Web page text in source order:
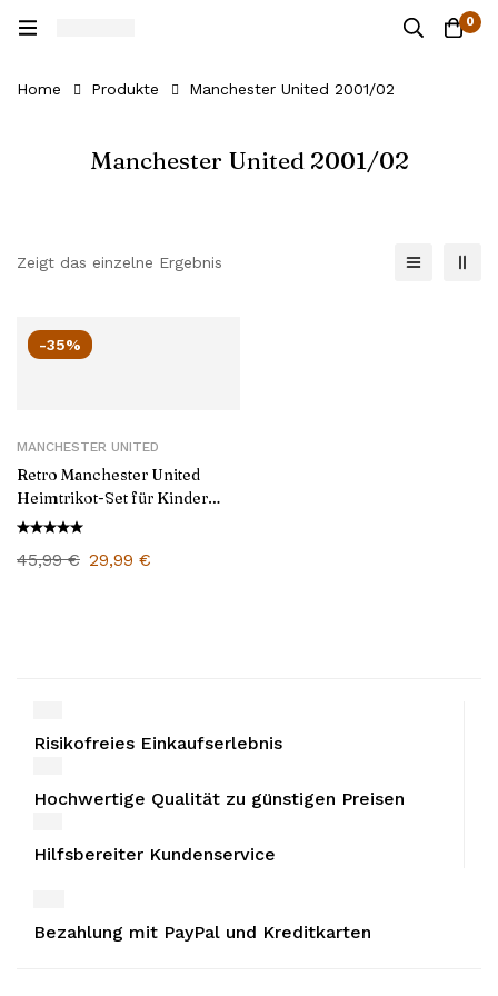
0
Home Produkte Manchester United 2001/02
Manchester United 2001/02
Zeigt das einzelne Ergebnis
-35%
MANCHESTER UNITED
Retro Manchester United
Heimtrikot-Set für Kinder
2001/02
45,99€ 29,99 €
Risikofreies Einkaufserlebnis
Hochwertige Qualität zu günstigen Preisen
Hilfsbereiter Kundenservice
Bezahlung mit PayPal und Kreditkarten